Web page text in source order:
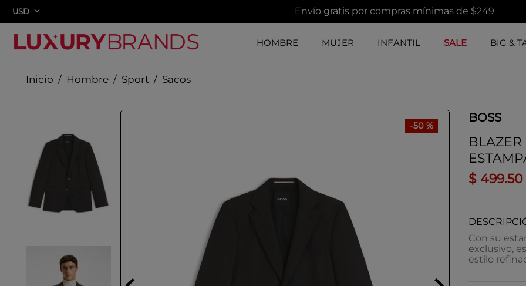
Envío gratis por compras mínimas de $249
USD
HOMBRE MUJER INFANTIL SALE BIG &
Hombre Sport Sacos
-50 %
BOSS
$ 499.50
Con su
exclusivo,
estilo